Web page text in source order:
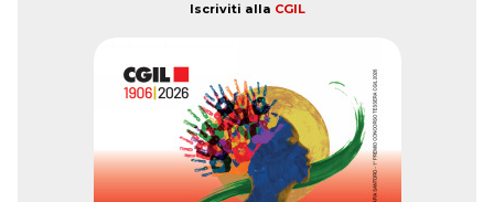
Iscriviti alla CGIL